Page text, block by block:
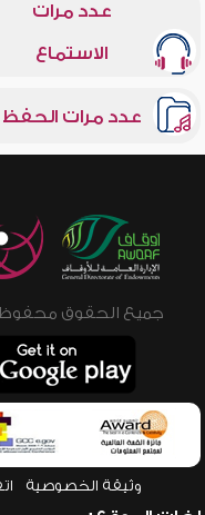
عدد مرات
الاستماع
عدد مرات الحفظ
جميع الحقوق محفوظة © 2026 - 1998 لشبكة
وثيقة الخصوصية